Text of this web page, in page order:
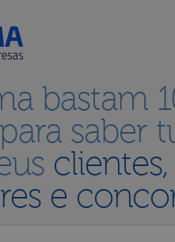
bastam
saber
clientes,
e